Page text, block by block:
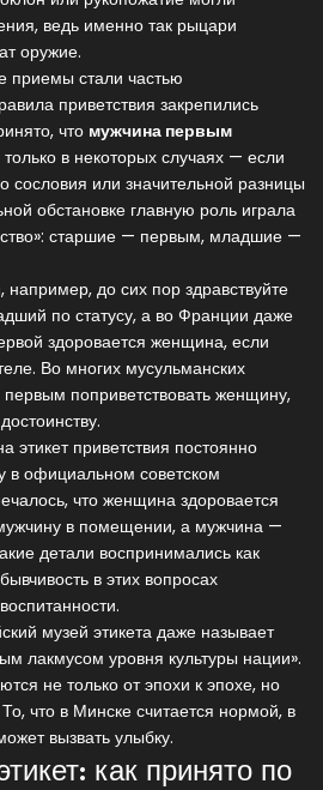
ведь именно так рыцари
оружие.
приемы стали частью
приветствия закрепились
что мужчина первым
только в некоторых случаях — если
или значительной разницы
обстановке главную роль играла
старшие — первым, младшие —
до сих пор здравствуйте
по статусу, а во Франции даже
здоровается женщина, если
Во многих мусульманских
поприветствовать женщину,
этикет приветствия постоянно
в официальном советском
что женщина здоровается
в помещении, а мужчина —
детали воспринимались как
в этих вопросах
музей этикета даже называет
лакмусом уровня культуры нации».
не только от эпохи к эпохе, но
что в Минске считается нормой, в
вызвать улыбку.
как принято по